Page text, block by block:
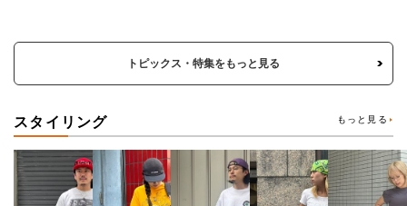
トピックス・特集をもっと見る
スタイリング もっと見る